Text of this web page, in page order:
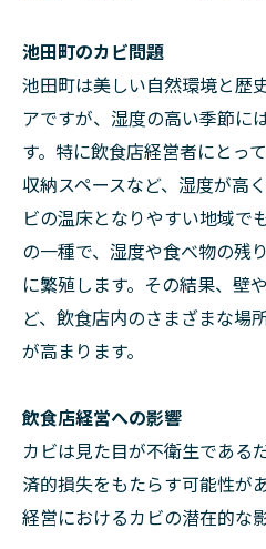
池田町のカビ問題
池田町は美しい自然環境と歴
アですが、湿度の高い季節に
す。特に飲食店経営者にとっ
収納スペースなど、湿度が高
ビの温床となりやすい地域で
の一種で、湿度や食べ物の残
に繁殖します。その結果、壁
ど、飲食店内のさまざまな場
が高まります。
飲食店経営への影響
カビは見た目が不衛生である
済的損失をもたらす可能性が
経営におけるカビの潜在的な影